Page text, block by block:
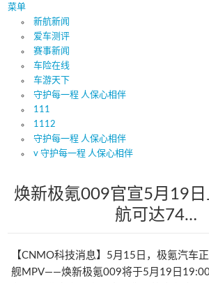
菜单
新航新闻
爱车测评
赛事新闻
车险在线
车游天下
守护每一程 人保心相伴
111
1112
守护每一程 人保心相伴
v 守护每一程 人保心相伴
焕新极氪009官宣5月19日
航可达74…
【CNMO科技消息】5月15日，极氪汽车
舰MPV——焕新极氪009将于5月19日